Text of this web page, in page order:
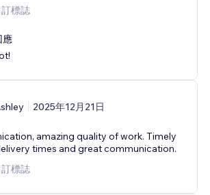
標誌
應
2025年12月21日
amazing quality of work. Timely
times and great communication.
標誌